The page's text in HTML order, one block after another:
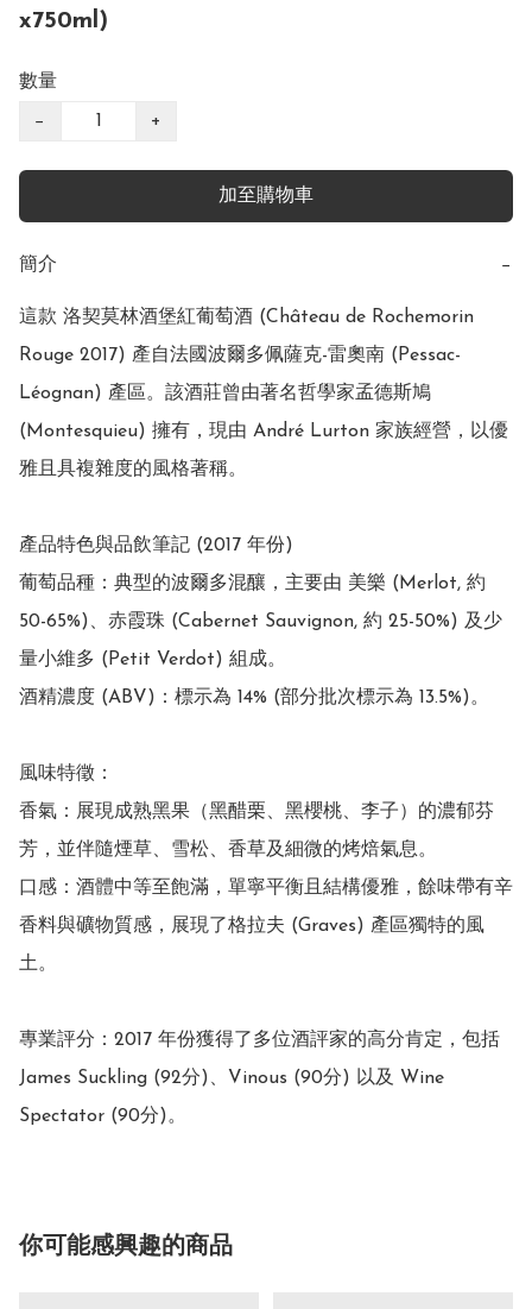
x750ml)
數量
− +
加至購物車
簡介 −
這款 洛契莫林酒堡紅葡萄酒 (Château de Rochemorin
Rouge 2017) 產自法國波爾多佩薩克-雷奧南 (Pessac-
Léognan) 產區。該酒莊曾由著名哲學家孟德斯鳩
(Montesquieu) 擁有，現由 André Lurton 家族經營，以優
雅且具複雜度的風格著稱。
產品特色與品飲筆記 (2017 年份)
葡萄品種：典型的波爾多混釀，主要由 美樂 (Merlot, 約
50-65%)、赤霞珠 (Cabernet Sauvignon, 約 25-50%) 及少
量小維多 (Petit Verdot) 組成。
酒精濃度 (ABV)：標示為 14% (部分批次標示為 13.5%)。
風味特徵：
香氣：展現成熟黑果（黑醋栗、黑櫻桃、李子）的濃郁芬
芳，並伴隨煙草、雪松、香草及細微的烤焙氣息。
口感：酒體中等至飽滿，單寧平衡且結構優雅，餘味帶有辛
香料與礦物質感，展現了格拉夫 (Graves) 產區獨特的風
土。
專業評分：2017 年份獲得了多位酒評家的高分肯定，包括
James Suckling (92分)、Vinous (90分) 以及 Wine
Spectator (90分)。
你可能感興趣的商品